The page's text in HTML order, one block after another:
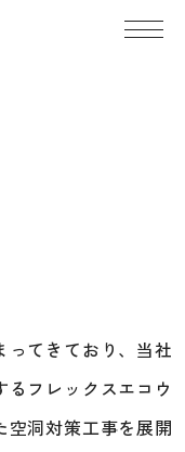
てきており、 当社
フレックスエコウ
空洞対策工事を展開